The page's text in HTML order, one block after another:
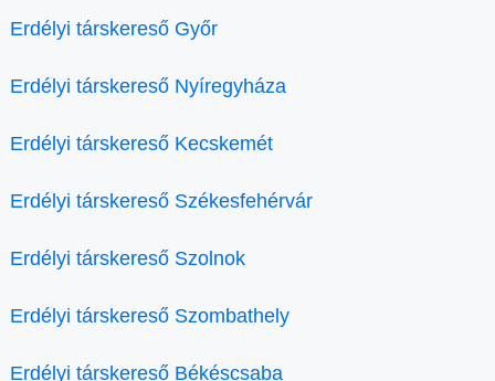
Erdélyi társkereső Győr
Erdélyi társkereső Nyíregyháza
Erdélyi társkereső Kecskemét
Erdélyi társkereső Székesfehérvár
Erdélyi társkereső Szolnok
Erdélyi társkereső Szombathely
Erdélyi társkereső Békéscsaba